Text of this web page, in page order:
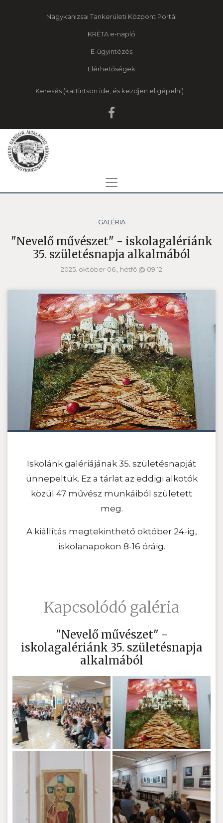
Nagykanizsai Tankerületi Központ Portál
KRÉTA e-napló
E-ügyintézés
Elérhetőségek
Keresés
GALÉRIA
"Nevelő művészet" - iskolagalériánk
35. születésnapja alkalmából
2025. október 06., hétfő @ 09:12
Iskolánk galériájának 35. születésnapját
ünnepeltük. Ez a tárlat az eddigi alkotók
közül 47 művész munkáiból született
meg.
A kiállítás megtekinthető október 24-ig,
iskolanapokon 8-16 óráig.
Kapcsolódó galéria
"Nevelő művészet" -
iskolagalériánk 35. születésnapja
alkalmából